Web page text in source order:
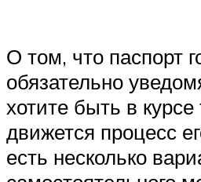
О том, что паспорт
обязательно
хотите быть в курсе
движется процесс
есть несколько